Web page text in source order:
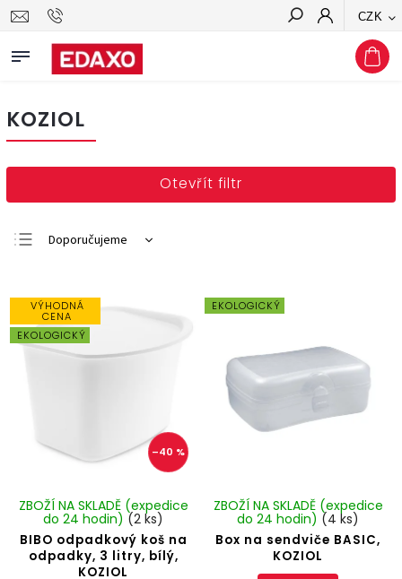
CZK
Hledat
KOZIOL
Otevřít filtr
Doporučujeme
Nejdražší
Nejprodávanější
Abecedně
VÝHODNÁ
CENA
EKOLOGICKÝ
–40 %
BIBO odpadkový koš na
odpadky, 3 litry, bílý,
KOZIOL
ZBOŽÍ NA SKLADĚ (expedice
do 24 hodin) (2 ks)
EKOLOGICKÝ
Box na sendviče BASIC,
KOZIOL
ZBOŽÍ NA SKLADĚ (expedice
do 24 hodin) (4 ks)